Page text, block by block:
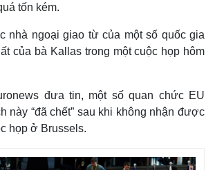
E-Magazine
tốn kém.
nhà ngoại giao từ của một số quốc gia
của bà Kallas trong một cuộc họp hôm
đưa tin, một số quan chức EU
này “đã chết” sau khi không nhận được
họp ở Brussels.